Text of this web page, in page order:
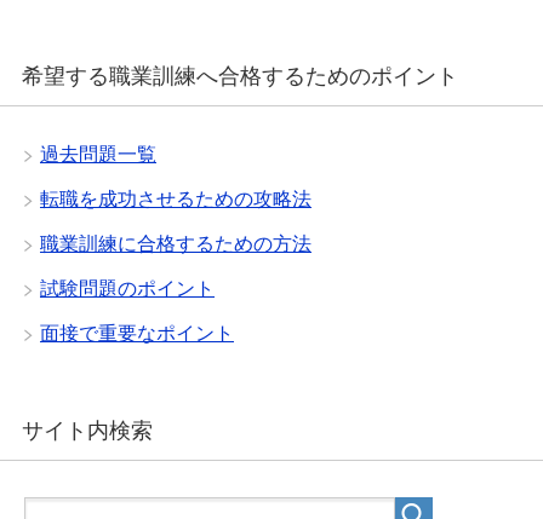
希望する職業訓練へ合格するためのポイント
過去問題一覧
転職を成功させるための攻略法
職業訓練に合格するための方法
試験問題のポイント
面接で重要なポイント
サイト内検索